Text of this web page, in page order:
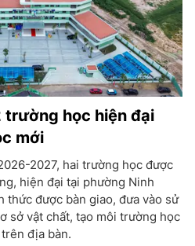
học hiện đại
mới
2027, hai trường học được
hiện đại tại phường Ninh
thức được bàn giao, đưa vào sử
sở vật chất, tạo môi trường học
địa bàn.